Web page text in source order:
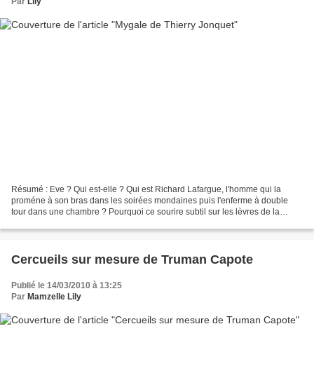
Résumé : Eve ? Qui est-elle ? Qui est Richard Lafargue, l'homme qui la
proméne à son bras dans les soirées mondaines puis l'enferme à double
tour dans une chambre ? Pourquoi ce sourire subtil sur les lèvres de la
Cercueils sur mesure de Truman Capote
Publié le 14/03/2010 à 13:25
Par Mamzelle Lily